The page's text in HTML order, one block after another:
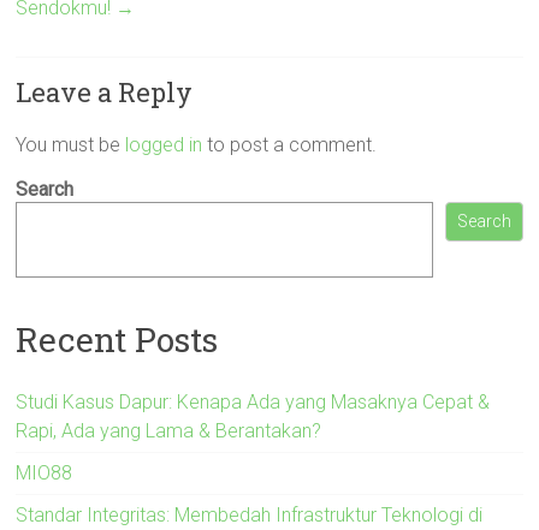
Sendokmu! →
Leave a Reply
You must be logged in to post a comment.
Search
Search
Recent Posts
Studi Kasus Dapur: Kenapa Ada yang Masaknya Cepat &
Rapi, Ada yang Lama & Berantakan?
MIO88
Standar Integritas: Membedah Infrastruktur Teknologi di